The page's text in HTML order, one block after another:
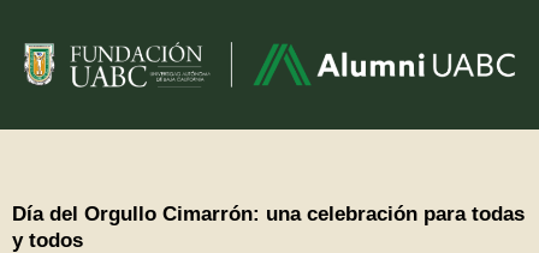
Día del Orgullo Cimarrón: una celebración para todas
y todos